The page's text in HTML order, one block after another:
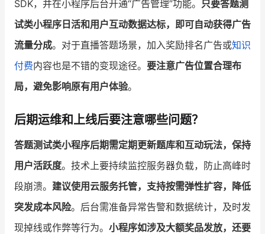
SDK，并在小程序后台开通“广告管理”功能。 只要答题测
试类小程序日活和用户互动数据达标，即可自动获得广告
流量分成。对于直播答题场景，加入奖励排名广告或知识
付费内容也是不错的变现途径。 要注意广告位置合理布
局，避免影响原有用户体验。
后期运维和上线后要注意哪些问题？
答题测试类小程序后期需定期更新题库和互动玩法，保持
用户活跃度。技术上要持续监控服务器负载，防止高峰时
段崩溃。 建议使用云服务托管，支持按需弹性扩容，降低
突发成本风险。后台需准备异常告警和数据统计，及时发
现掉线或作弊等行为。 小程序如涉及大额奖品发放，还要